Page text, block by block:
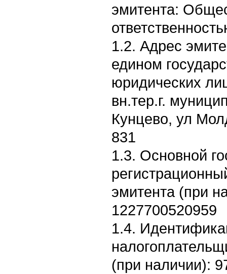
эмитента:
1.2. Адрес
едином
юридических
вн.тер.г.
Кунцево, ул
831
1.3. Основной
эмитента (при
1227700520959
1.4.
(при наличии):